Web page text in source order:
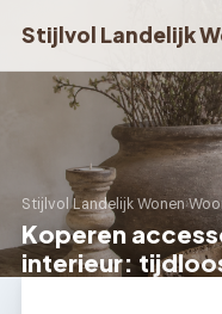
Stijlvol Landelijk
Stijlvol Landelijk Wonen›
Koperen
interieur: